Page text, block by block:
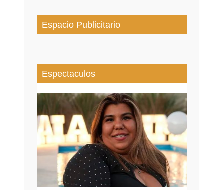
Espacio Publicitario
Espectaculos